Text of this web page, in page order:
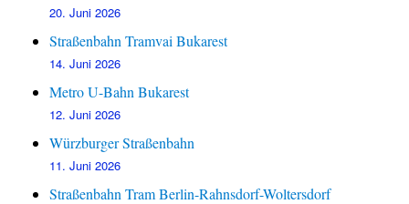
20. Juni 2026
Straßenbahn Tramvai Bukarest
14. Juni 2026
Metro U-Bahn Bukarest
12. Juni 2026
Würzburger Straßenbahn
11. Juni 2026
Straßenbahn Tram Berlin-Rahnsdorf-Woltersdorf